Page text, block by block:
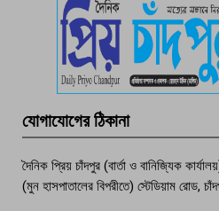
পচা দুর্গন্ধে
তরুণের
বেঁচে নেই,
যোগাযোগের ঠিকানা
দৈনিক প্রিয় চাঁদপুর (বার্তা ও বানিজ্যিক
(মুন হাসপাতালের বিপরীতে) স্টেডিয়াম রোড,